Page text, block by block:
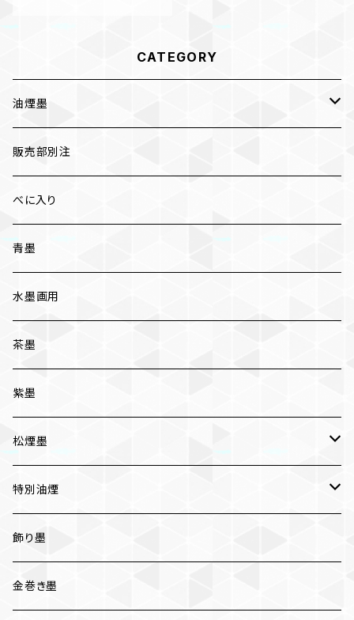
CATEGORY
油煙墨
漆墨
紅花墨 各種
三ツ星
五ツ星
かな用
写経用
条幅用
一般実用
販売部別注
べに入り
青墨
水墨画用
茶墨
紫墨
松煙墨
いきまつ
おちまつ
特別油煙
椿油煙墨
胡麻油煙墨
飾り墨
金巻き墨